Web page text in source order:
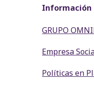
Información
GRUPO
Empresa
Políticas en